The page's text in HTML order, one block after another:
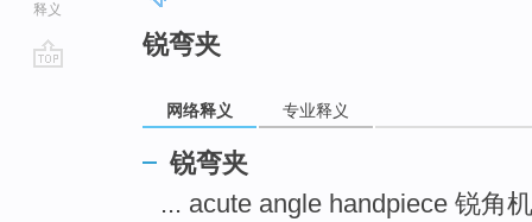
释义
锐弯夹
网络释义 专业释义
锐弯夹
... acute angle handpiece 锐角